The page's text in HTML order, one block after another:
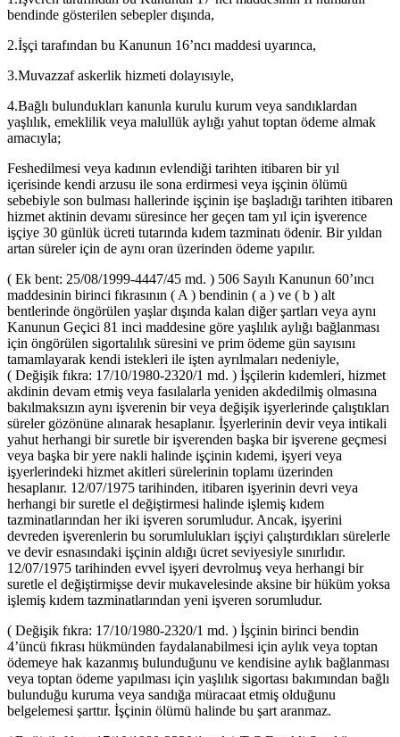
bendinde gösterilen sebepler dışında,
2.İşçi tarafından bu Kanunun 16’ncı maddesi uyarınca,
3.Muvazzaf askerlik hizmeti dolayısıyle,
4.Bağlı bulundukları kanunla kurulu kurum veya sandıklardan
yaşlılık, emeklilik veya malullük aylığı yahut toptan ödeme almak
amacıyla;
Feshedilmesi veya kadının evlendiği tarihten itibaren bir yıl
içerisinde kendi arzusu ile sona erdirmesi veya işçinin ölümü
sebebiyle son bulması hallerinde işçinin işe başladığı tarihten itibaren
hizmet aktinin devamı süresince her geçen tam yıl için işverence
işçiye 30 günlük ücreti tutarında kıdem tazminatı ödenir. Bir yıldan
artan süreler için de aynı oran üzerinden ödeme yapılır.
( Ek bent: 25/08/1999-4447/45 md. ) 506 Sayılı Kanunun 60’ıncı
maddesinin birinci fıkrasının ( A ) bendinin ( a ) ve ( b ) alt
bentlerinde öngörülen yaşlar dışında kalan diğer şartları veya aynı
Kanunun Geçici 81 inci maddesine göre yaşlılık aylığı bağlanması
için öngörülen sigortalılık süresini ve prim ödeme gün sayısını
tamamlayarak kendi istekleri ile işten ayrılmaları nedeniyle,
( Değişik fıkra: 17/10/1980-2320/1 md. ) İşçilerin kıdemleri, hizmet
akdinin devam etmiş veya fasılalarla yeniden akdedilmiş olmasına
bakılmaksızın aynı işverenin bir veya değişik işyerlerinde çalıştıkları
süreler gözönüne alınarak hesaplanır. İşyerlerinin devir veya intikali
yahut herhangi bir suretle bir işverenden başka bir işverene geçmesi
veya başka bir yere nakli halinde işçinin kıdemi, işyeri veya
işyerlerindeki hizmet akitleri sürelerinin toplamı üzerinden
hesaplanır. 12/07/1975 tarihinden, itibaren işyerinin devri veya
herhangi bir suretle el değiştirmesi halinde işlemiş kıdem
tazminatlarından her iki işveren sorumludur. Ancak, işyerini
devreden işverenlerin bu sorumlulukları işçiyi çalıştırdıkları sürelerle
ve devir esnasındaki işçinin aldığı ücret seviyesiyle sınırlıdır.
12/07/1975 tarihinden evvel işyeri devrolmuş veya herhangi bir
suretle el değiştirmişse devir mukavelesinde aksine bir hüküm yoksa
işlemiş kıdem tazminatlarından yeni işveren sorumludur.
( Değişik fıkra: 17/10/1980-2320/1 md. ) İşçinin birinci bendin
4’üncü fıkrası hükmünden faydalanabilmesi için aylık veya toptan
ödemeye hak kazanmış bulunduğunu ve kendisine aylık bağlanması
veya toptan ödeme yapılması için yaşlılık sigortası bakımından bağlı
bulunduğu kuruma veya sandığa müracaat etmiş olduğunu
belgelemesi şarttır. İşçinin ölümü halinde bu şart aranmaz.